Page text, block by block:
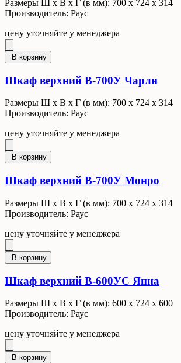
Размеры Ш x В x Г (в мм): 700 х 724 х 314
Производитель: Раус
цену уточняйте у менеджера
В корзину
Шкаф верхний В-700У Чарли
Размеры Ш x В x Г (в мм): 700 х 724 х 314
Производитель: Раус
цену уточняйте у менеджера
В корзину
Шкаф верхний В-700У Монро
Размеры Ш x В x Г (в мм): 700 х 724 х 314
Производитель: Раус
цену уточняйте у менеджера
В корзину
Шкаф верхний В-600УС Янна
Размеры Ш x В x Г (в мм): 600 х 724 х 600
Производитель: Раус
цену уточняйте у менеджера
В корзину